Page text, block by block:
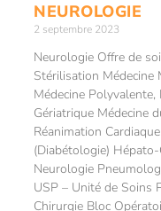
NEUROLOGIE
2 septembre 2023
Neurologie Offre de
Stérilisation Médecine
Médecine
Gériatrique Médecine
Réanimation
(Diabétologie)
Neurologie
USP – Unité de Soins
Chirurgie Bloc